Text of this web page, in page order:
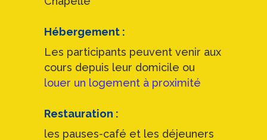
Hébergement :
Les participants peuvent venir aux
cours depuis leur domicile ou
louer un logement à proximité
Restauration :
les pauses-café et les déjeuners